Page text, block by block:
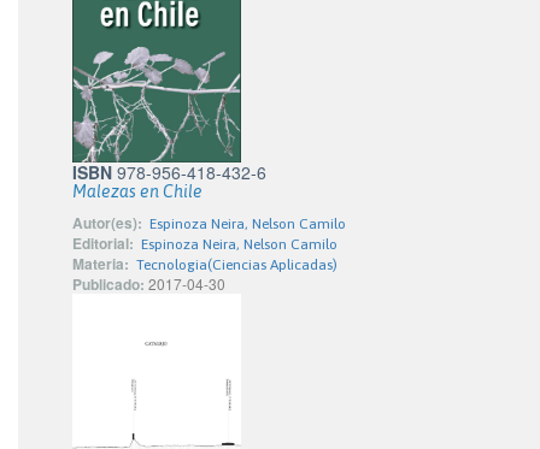
ISBN 978-956-418-432-6
Malezas en Chile
Autor(es): Espinoza Neira, Nelson Camilo
Editorial: Espinoza Neira, Nelson Camilo
Materia: Tecnologia(Ciencias Aplicadas)
Publicado: 2017-04-30